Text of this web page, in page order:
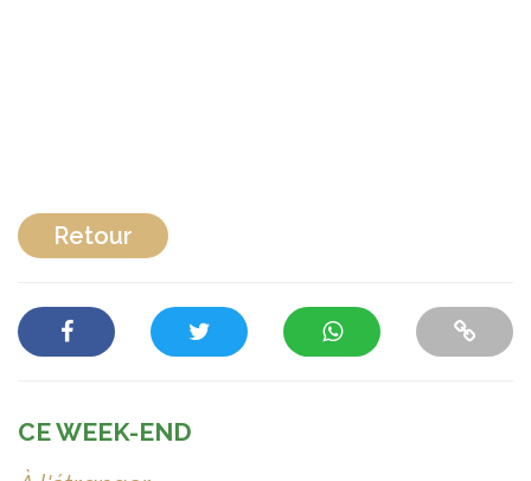
Retour
CE WEEK-END